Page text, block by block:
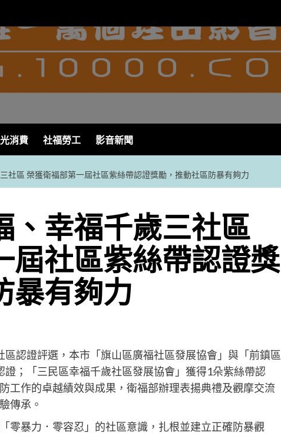
消費 社福勞工 影音新聞
社區 榮獲衛福部第一屆社區紫絲帶認證獎勵，推動社區防暴有夠力
、幸福千歲三社區
屆社區紫絲帶認證獎
暴有夠力
區認證評選，本市「旗山區廣福社區發展協會」與「前鎮區
；「三民區幸福千歲社區發展協會」獲得1朵紫絲帶認
工作的卓越績效與成果，衛福部辦理表揚典禮及觀摩交流
傳承。
零暴力．零容忍」的社區意識，扎根並建立正確防暴觀